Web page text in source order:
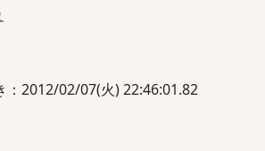
：2012/02/07(火) 22:46:01.82